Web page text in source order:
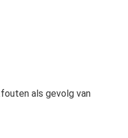
als gevolg van